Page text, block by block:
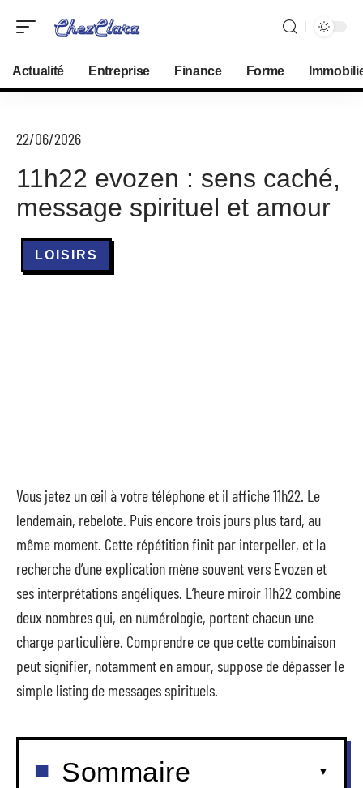
Actualité Entreprise Finance Forme
22/06/2026
11h22 evozen : sens caché,
message spirituel et amour
LOISIRS
Vous jetez un œil à votre téléphone et il affiche 11h22. Le
lendemain, rebelote. Puis encore trois jours plus tard, au
même moment. Cette répétition finit par interpeller, et la
recherche d’une explication mène souvent vers Evozen et
ses interprétations angéliques. L’heure miroir 11h22 combine
deux nombres qui, en numérologie, portent chacun une
charge particulière. Comprendre ce que cette combinaison
peut signifier, notamment en amour, suppose de dépasser le
simple listing de messages spirituels.
Sommaire